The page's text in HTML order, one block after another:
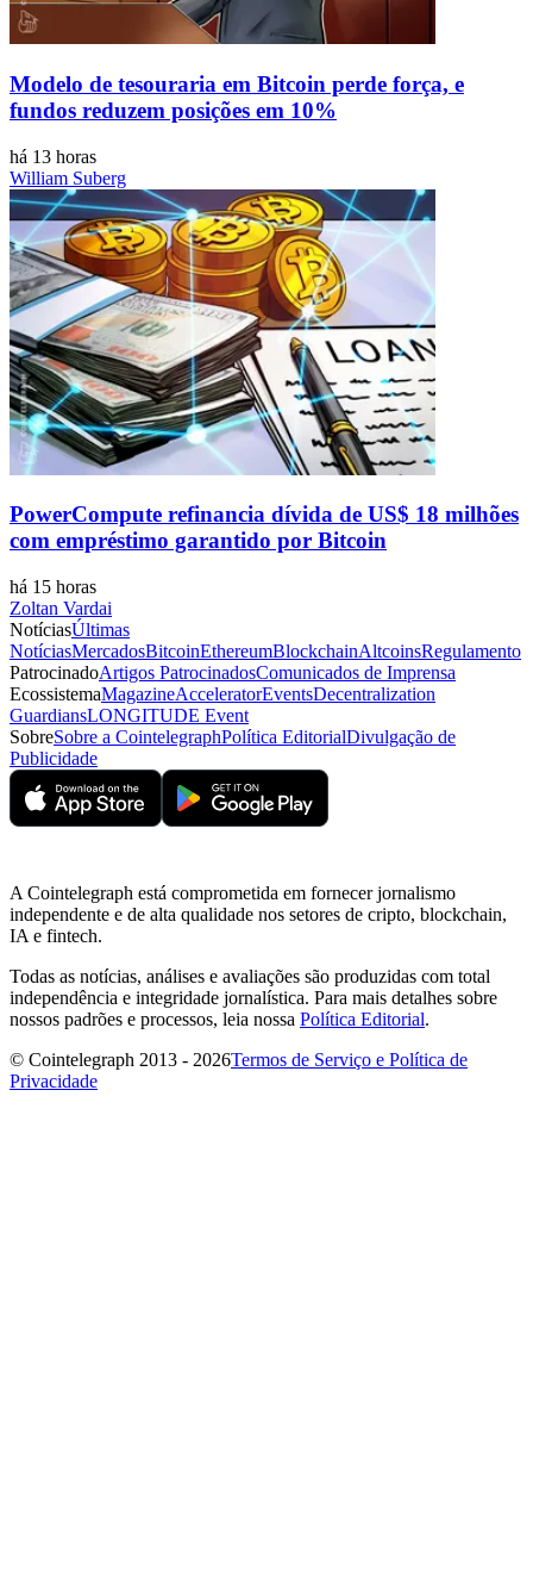
Modelo de tesouraria em Bitcoin perde força, e
fundos reduzem posições em 10%
há 13 horas
William Suberg
PowerCompute refinancia dívida de US$ 18 milhões
com empréstimo garantido por Bitcoin
há 15 horas
Zoltan Vardai
NotíciasÚltimas
NotíciasMercadosBitcoinEthereumBlockchainAltcoinsRegulamento
PatrocinadoArtigos PatrocinadosComunicados de Imprensa
EcossistemaMagazineAcceleratorEventsDecentralization
GuardiansLONGITUDE Event
SobreSobre a CointelegraphPolítica EditorialDivulgação de
Publicidade
A Cointelegraph está comprometida em fornecer jornalismo
independente e de alta qualidade nos setores de cripto, blockchain,
IA e fintech.
Todas as notícias, análises e avaliações são produzidas com total
independência e integridade jornalística. Para mais detalhes sobre
nossos padrões e processos, leia nossa Política Editorial.
© Cointelegraph 2013 - 2026Termos de Serviço e Política de
Privacidade